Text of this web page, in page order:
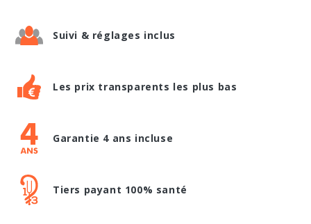
Suivi & réglages inclus
Les prix transparents les plus bas
Garantie 4 ans incluse
Tiers payant 100% santé